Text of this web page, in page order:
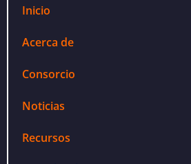
Inicio
Acerca de
Consorcio
Noticias
Recursos